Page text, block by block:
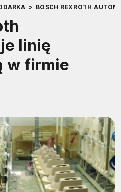
> BOSCH REXROTH
linię
w firmie